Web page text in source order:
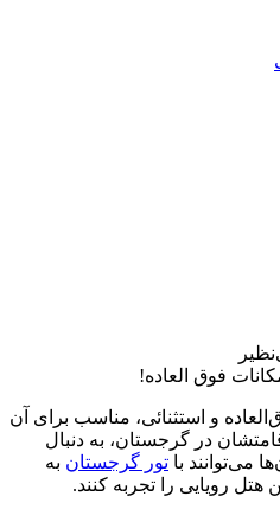
فوق العاده!
و استثنائی، مناسب برای آن
در گرجستان، به دنبال
می‌توانند با تور گرجستان به
رویایی را تجربه کنند.